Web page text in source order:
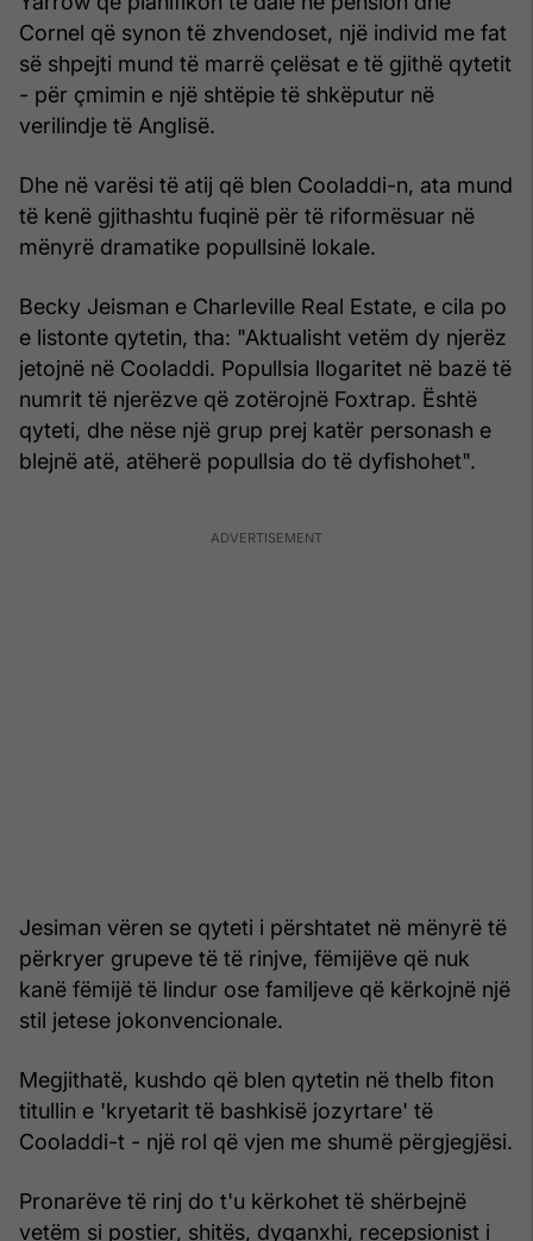
Cornel që synon të zhvendoset, një individ me fat
së shpejti mund të marrë çelësat e të gjithë qytetit
- për çmimin e një shtëpie të shkëputur në
verilindje të Anglisë.
Dhe në varësi të atij që blen Cooladdi-n, ata mund
të kenë gjithashtu fuqinë për të riformësuar në
mënyrë dramatike popullsinë lokale.
Becky Jeisman e Charleville Real Estate, e cila po
e listonte qytetin, tha: "Aktualisht vetëm dy njerëz
jetojnë në Cooladdi. Popullsia llogaritet në bazë të
numrit të njerëzve që zotërojnë Foxtrap. Është
qyteti, dhe nëse një grup prej katër personash e
blejnë atë, atëherë popullsia do të dyfishohet".
Jesiman vëren se qyteti i përshtatet në mënyrë të
përkryer grupeve të të rinjve, fëmijëve që nuk
kanë fëmijë të lindur ose familjeve që kërkojnë një
stil jetese jokonvencionale.
Megjithatë, kushdo që blen qytetin në thelb fiton
titullin e 'kryetarit të bashkisë jozyrtare' të
Cooladdi-t - një rol që vjen me shumë përgjegjësi.
Pronarëve të rinj do t'u kërkohet të shërbejnë
vetëm si postier, shitës, dyqanxhi, recepsionist i